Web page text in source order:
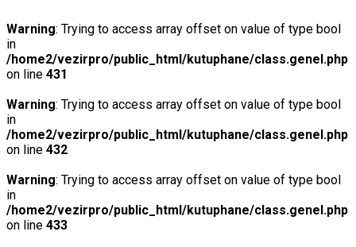
Warning: Trying to access array offset on value of type bool
in
/home2/vezirpro/public_html/kutuphane/class.genel.php
on line 431
Warning: Trying to access array offset on value of type bool
in
/home2/vezirpro/public_html/kutuphane/class.genel.php
on line 432
Warning: Trying to access array offset on value of type bool
in
/home2/vezirpro/public_html/kutuphane/class.genel.php
on line 433